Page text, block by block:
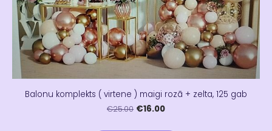
Balonu komplekts ( virtene ) maigi rozā + zelta, 125 gab
€25.00 €16.00